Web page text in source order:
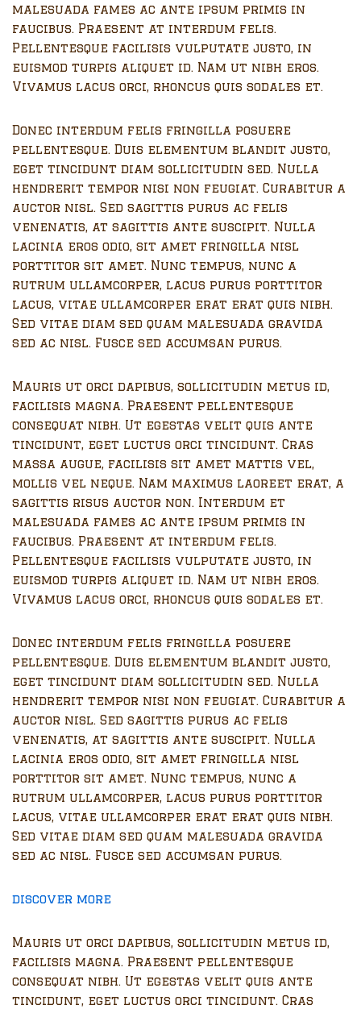
malesuada fames ac ante ipsum primis in
faucibus. Praesent at interdum felis.
Pellentesque facilisis vulputate justo, in
euismod turpis aliquet id. Nam ut nibh eros.
Vivamus lacus orci, rhoncus quis sodales et.
Donec interdum felis fringilla posuere
pellentesque. Duis elementum blandit justo,
eget tincidunt diam sollicitudin sed. Nulla
hendrerit tempor nisi non feugiat. Curabitur a
auctor nisl. Sed sagittis purus ac felis
venenatis, at sagittis ante suscipit. Nulla
lacinia eros odio, sit amet fringilla nisl
porttitor sit amet. Nunc tempus, nunc a
rutrum ullamcorper, lacus purus porttitor
lacus, vitae ullamcorper erat erat quis nibh.
Sed vitae diam sed quam malesuada gravida
sed ac nisl. Fusce sed accumsan purus.
Mauris ut orci dapibus, sollicitudin metus id,
facilisis magna. Praesent pellentesque
consequat nibh. Ut egestas velit quis ante
tincidunt, eget luctus orci tincidunt. Cras
massa augue, facilisis sit amet mattis vel,
mollis vel neque. Nam maximus laoreet erat, a
sagittis risus auctor non. Interdum et
malesuada fames ac ante ipsum primis in
faucibus. Praesent at interdum felis.
Pellentesque facilisis vulputate justo, in
euismod turpis aliquet id. Nam ut nibh eros.
Vivamus lacus orci, rhoncus quis sodales et.
Donec interdum felis fringilla posuere
pellentesque. Duis elementum blandit justo,
eget tincidunt diam sollicitudin sed. Nulla
hendrerit tempor nisi non feugiat. Curabitur a
auctor nisl. Sed sagittis purus ac felis
venenatis, at sagittis ante suscipit. Nulla
lacinia eros odio, sit amet fringilla nisl
porttitor sit amet. Nunc tempus, nunc a
rutrum ullamcorper, lacus purus porttitor
lacus, vitae ullamcorper erat erat quis nibh.
Sed vitae diam sed quam malesuada gravida
sed ac nisl. Fusce sed accumsan purus.
discover more
Mauris ut orci dapibus, sollicitudin metus id,
facilisis magna. Praesent pellentesque
consequat nibh. Ut egestas velit quis ante
tincidunt, eget luctus orci tincidunt. Cras